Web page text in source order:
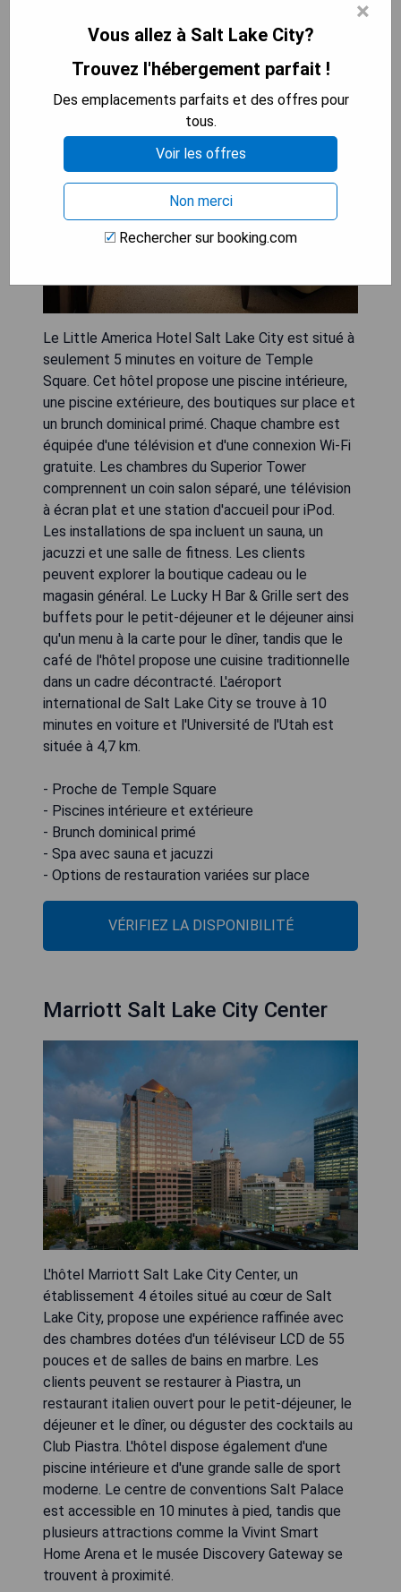
Little America Hotel Salt Lake
Le Little America Hotel Salt Lake City est situé à
seulement 5 minutes en voiture de Temple
Square. Cet hôtel propose une piscine intérieure,
une piscine extérieure, des boutiques sur place et
un brunch dominical primé. Chaque chambre est
équipée d'une télévision et d'une connexion Wi-Fi
gratuite. Les chambres du Superior Tower
comprennent un coin salon séparé, une télévision
à écran plat et une station d'accueil pour iPod.
Les installations de spa incluent un sauna, un
jacuzzi et une salle de fitness. Les clients
peuvent explorer la boutique cadeau ou le
magasin général. Le Lucky H Bar & Grille sert des
buffets pour le petit-déjeuner et le déjeuner ainsi
qu'un menu à la carte pour le dîner, tandis que le
café de l'hôtel propose une cuisine traditionnelle
dans un cadre décontracté. L'aéroport
international de Salt Lake City se trouve à 10
minutes en voiture et l'Université de l'Utah est
située à 4,7 km.
- Proche de Temple Square
- Piscines intérieure et extérieure
- Brunch dominical primé
- Spa avec sauna et jacuzzi
- Options de restauration variées sur place
VÉRIFIEZ LA DISPONIBILITÉ
Marriott Salt Lake City Center
L'hôtel Marriott Salt Lake City Center, un
établissement 4 étoiles situé au cœur de Salt
Lake City, propose une expérience raffinée avec
des chambres dotées d'un téléviseur LCD de 55
pouces et de salles de bains en marbre. Les
clients peuvent se restaurer à Piastra, un
restaurant italien ouvert pour le petit-déjeuner, le
déjeuner et le dîner, ou déguster des cocktails au
Club Piastra. L'hôtel dispose également d'une
piscine intérieure et d'une grande salle de sport
moderne. Le centre de conventions Salt Palace
est accessible en 10 minutes à pied, tandis que
plusieurs attractions comme la Vivint Smart
Home Arena et le musée Discovery Gateway se
trouvent à proximité.
×
Vous allez à Salt Lake City?
Trouvez l'hébergement parfait !
Des emplacements parfaits et des offres pour
tous.
Voir les offres
Non merci
Rechercher sur booking.com